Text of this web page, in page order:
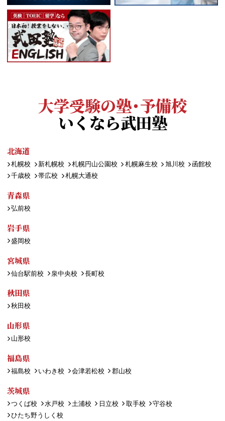
大学受験の塾・予備校
いくなら武田塾
北海道
札幌校 新札幌校 札幌円山公園校 札幌麻生校 旭川校
函館校
千歳校
帯広校 札幌大通校
青森県
弘前校
岩手県
盛岡校
宮城県
仙台駅前校 泉中央校 長町校
秋田県
秋田校
山形県
山形校
福島県
福島校 いわき校 会津若松校 郡山校
茨城県
つくば校 水戸校 土浦校 日立校 取手校
守谷校
ひたち野うしく校